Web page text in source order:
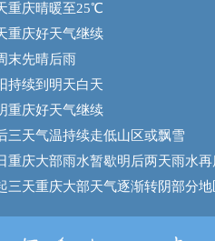
重庆晴暖至25℃
重庆好天气继续
末先晴后雨
持续到明天白天
重庆好天气继续
三天气温持续走低山区或飘雪
重庆大部雨水暂歇明后两天雨水
三天重庆大部天气逐渐转阴部分